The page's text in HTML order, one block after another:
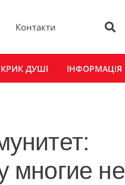
Контакти
КРИК ДУШІ ІНФОРМАЦІЯ
многие не